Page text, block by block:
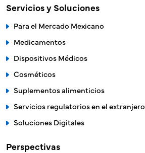
Servicios y Soluciones
Para el Mercado Mexicano
Medicamentos
Dispositivos Médicos
Cosméticos
Suplementos alimenticios
Servicios regulatorios en el extranjero
Soluciones Digitales
Perspectivas